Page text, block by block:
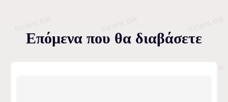
Επόμενα που θα διαβάσετε